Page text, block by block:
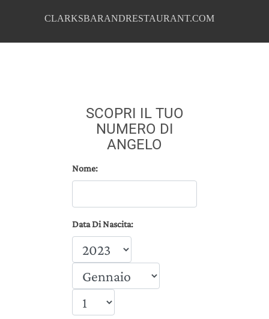
CLARKSBARANDRESTAURANT.COM
SCOPRI IL TUO
NUMERO DI
ANGELO
Nome:
Data Di Nascita: